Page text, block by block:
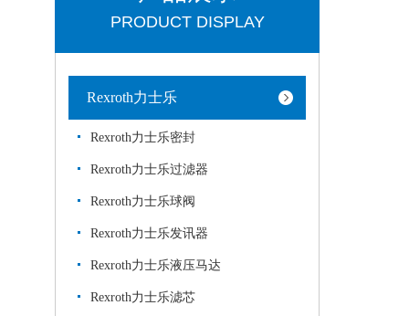
PRODUCT DISPLAY
Rexroth力士乐
Rexroth力士乐密封
Rexroth力士乐过滤器
Rexroth力士乐球阀
Rexroth力士乐发讯器
Rexroth力士乐液压马达
Rexroth力士乐滤芯